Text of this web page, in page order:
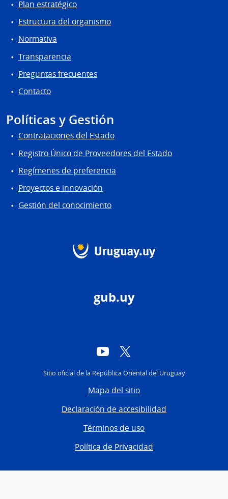
Plan estratégico
Estructura del organismo
Normativa
Transparencia
Preguntas frecuentes
Contacto
Políticas y Gestión
Contrataciones del Estado
Registro Único de Proveedores del Estado
Regímenes de preferencia
Proyectos e innovación
Gestión del conocimiento
gub.uy
YouTube
Sitio oficial de la República Oriental del Uruguay
Mapa del sitio
Declaración de accesibilidad
Términos de uso
Política de Privacidad